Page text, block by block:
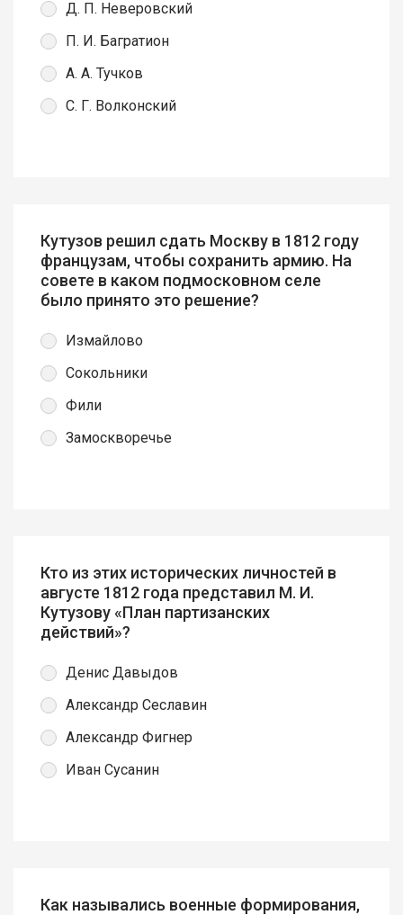
Д. П. Неверовский
П. И. Багратион
А. А. Тучков
С. Г. Волконский
Кутузов решил сдать Москву в 1812 году
французам, чтобы сохранить армию. На
совете в каком подмосковном селе
было принято это решение?
Измайлово
Сокольники
Фили
Замоскворечье
Кто из этих исторических личностей в
августе 1812 года представил М. И.
Кутузову «План партизанских
действий»?
Денис Давыдов
Александр Сеславин
Александр Фигнер
Иван Сусанин
Как назывались военные формирования,